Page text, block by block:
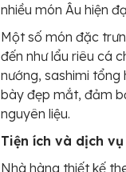
nhiều món Âu hiện
Một số món đặc
đến như lẩu riêu cá
nướng, sashimi tổng
bày đẹp mắt, đảm
nguyên liệu.
Tiện ích và dịch
Nhà hàng thiết kế